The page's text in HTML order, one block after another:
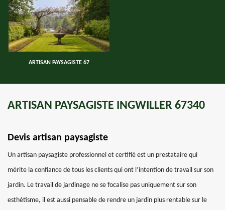
ARTISAN PAYSAGISTE 67
ARTISAN PAYSAGISTE INGWILLER 67340
Devis artisan paysagiste
Un artisan paysagiste professionnel et certifié est un prestataire qui
mérite la confiance de tous les clients qui ont l’intention de travail sur son
jardin. Le travail de jardinage ne se focalise pas uniquement sur son
esthétisme, il est aussi pensable de rendre un jardin plus rentable sur le